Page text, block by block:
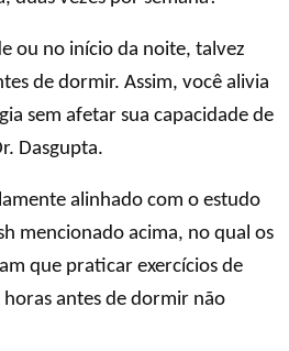
ou no início da noite, talvez
de dormir. Assim, você alivia
sem afetar sua capacidade de
Dasgupta.
alinhado com o estudo
mencionado acima, no qual os
que praticar exercícios de
antes de dormir não